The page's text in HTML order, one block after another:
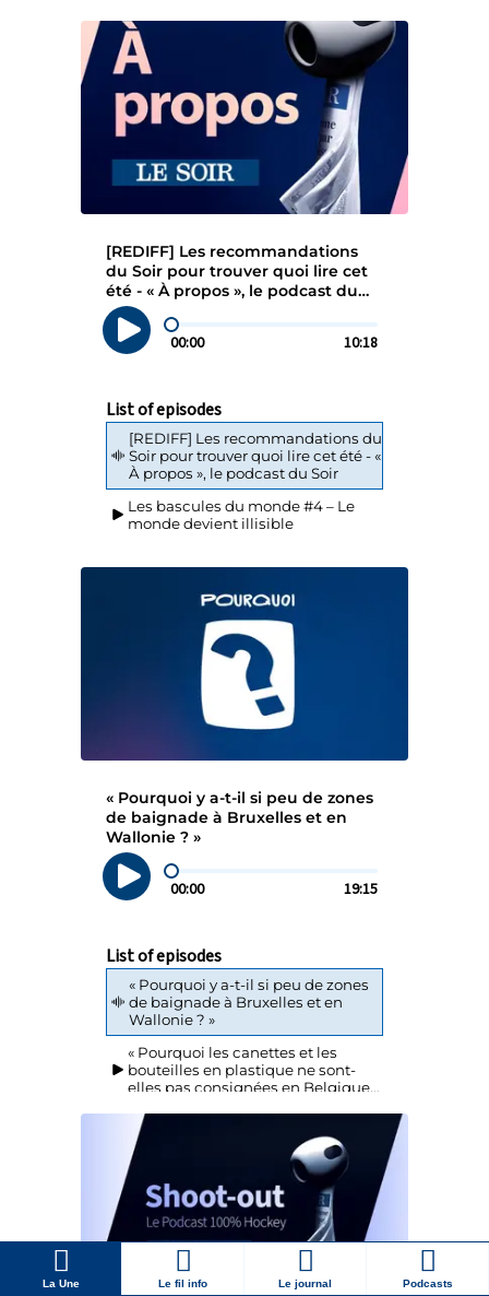
La Une Le fil info Le journal Podcasts